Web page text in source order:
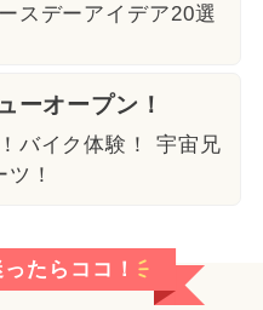
スデーアイデア20選
ーオープン！
バイク体験！ 宇宙兄
！
たらココ！